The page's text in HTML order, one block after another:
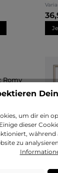
von 5
Romy
um dir ein
dieser
während
zu